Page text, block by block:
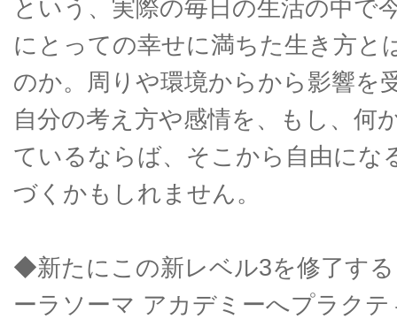
という、実際の毎日の生活の中で
にとっての幸せに満ちた生き方と
のか。周りや環境からから影響を
自分の考え方や感情を、もし、何
ているならば、そこから自由にな
づくかもしれません。
◆新たにこの新レベル3を修了す
ーラソーマ アカデミーへプラク